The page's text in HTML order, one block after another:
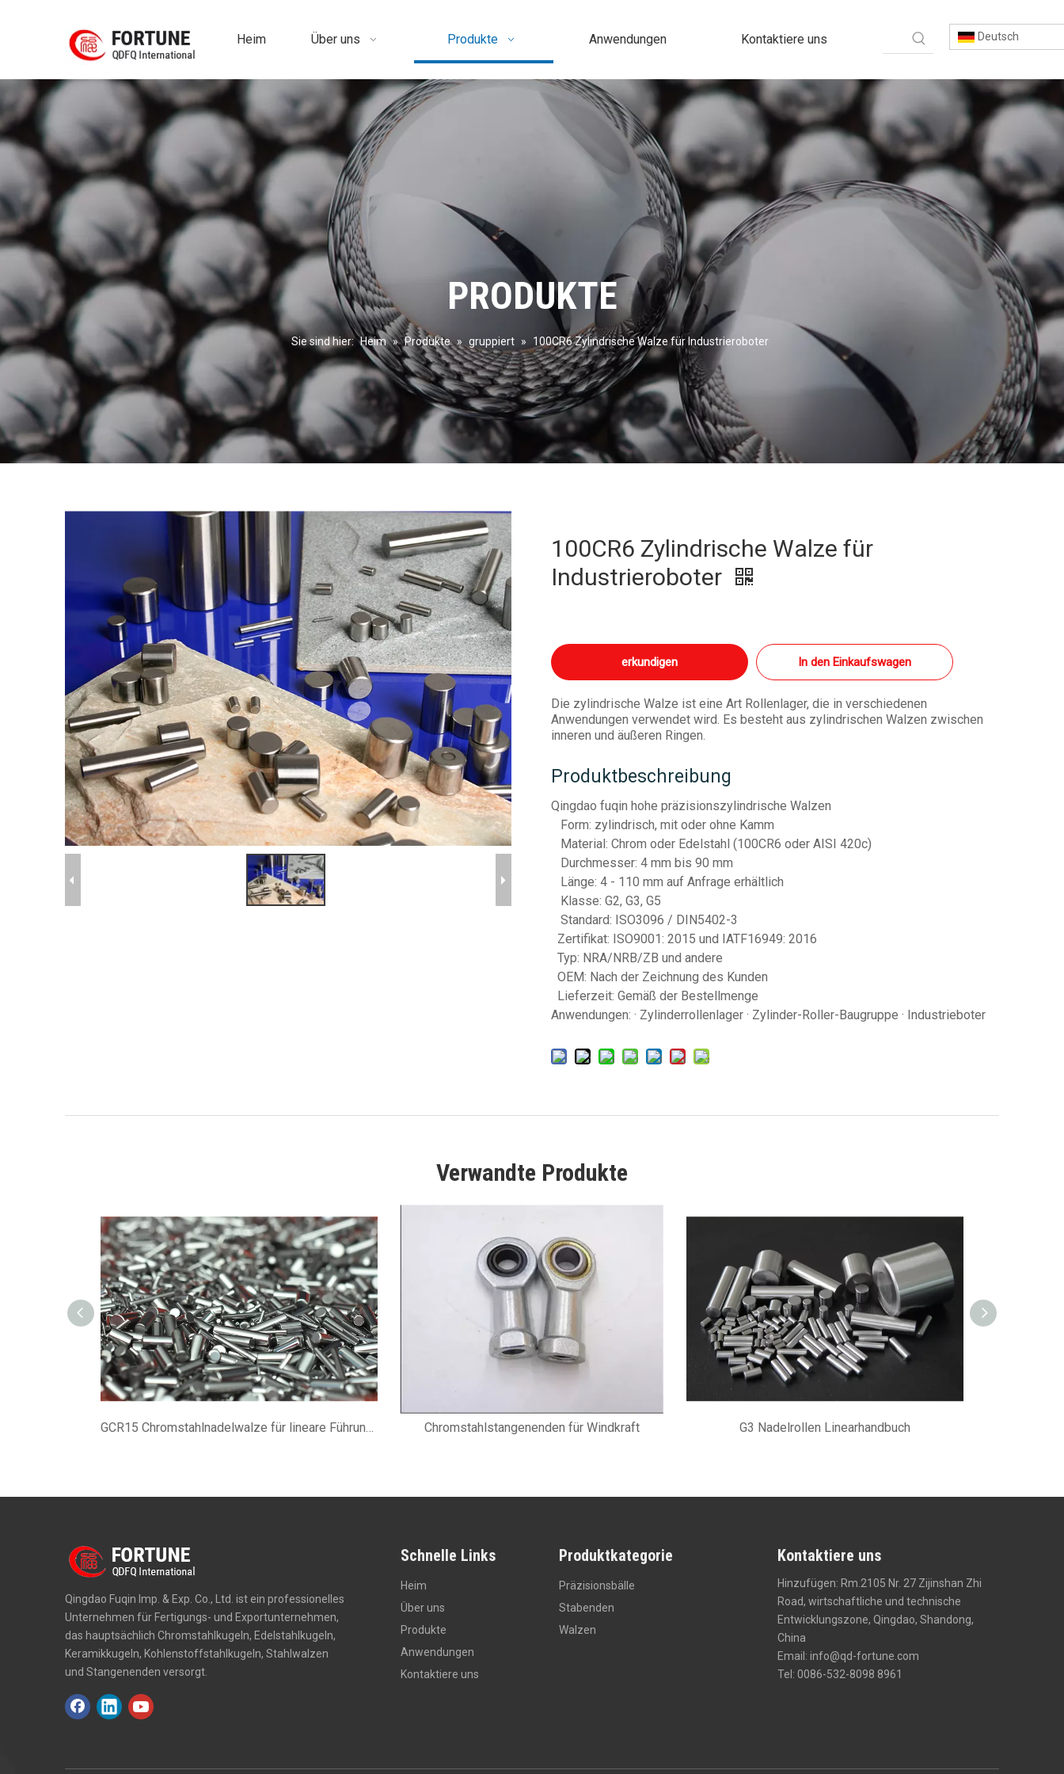
Heim Über uns Produkte Anwendungen Kontaktiere uns Deutsch
PRODUKTE
Sie sind hier: Heim » Produkte » gruppiert » 100CR6 Zylindrische Walze für Industrieroboter
100CR6 Zylindrische Walze für
Industrieroboter
erkundigen In den Einkaufswagen
Die zylindrische Walze ist eine Art Rollenlager, die in verschiedenen
Anwendungen verwendet wird. Es besteht aus zylindrischen Walzen zwischen
inneren und äußeren Ringen.
Produktbeschreibung
Qingdao fuqin hohe präzisionszylindrische Walzen
Form: zylindrisch, mit oder ohne Kamm
Material: Chrom oder Edelstahl (100CR6 oder AISI 420c)
Durchmesser: 4 mm bis 90 mm
Länge: 4 - 110 mm auf Anfrage erhältlich
Klasse: G2, G3, G5
Standard: ISO3096 / DIN5402-3
Zertifikat: ISO9001: 2015 und IATF16949: 2016
Typ: NRA/NRB/ZB und andere
OEM: Nach der Zeichnung des Kunden
Lieferzeit: Gemäß der Bestellmenge
Anwendungen: · Zylinderrollenlager · Zylinder-Roller-Baugruppe · Industrieboter
Verwandte Produkte
GCR15 Chromstahlnadelwalze für lineare Führung 40x40 mm Chromstahlstangenenden für Windkraft G3 Nadelrollen Linearhandbuch
Qingdao Fuqin Imp. & Exp. Co., Ltd. ist ein professionelles
Unternehmen für Fertigungs- und Exportunternehmen,
das hauptsächlich Chromstahlkugeln, Edelstahlkugeln,
Keramikkugeln, Kohlenstoffstahlkugeln, Stahlwalzen
und Stangenenden versorgt.
Schnelle Links
Heim
Über uns
Produkte
Anwendungen
Kontaktiere uns
Produktkategorie
Präzisionsbälle
Stabenden
Walzen
Kontaktiere uns
Hinzufügen: Rm.2105 Nr. 27 Zijinshan Zhi
Road, wirtschaftliche und technische
Entwicklungszone, Qingdao, Shandong,
China
Email: info@qd-fortune.com
Tel: 0086-532-8098 8961